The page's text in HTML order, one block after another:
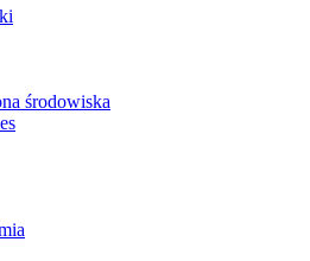
środowiska